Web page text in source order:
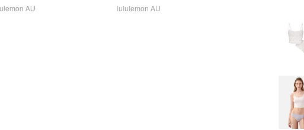
AU lululemon AU